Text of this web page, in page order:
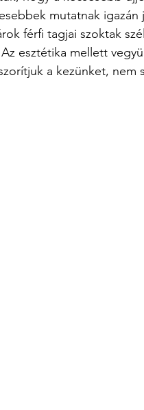
mutatnak igazán
férfi tagjai szoktak
esztétika mellett
a kezünket, nem